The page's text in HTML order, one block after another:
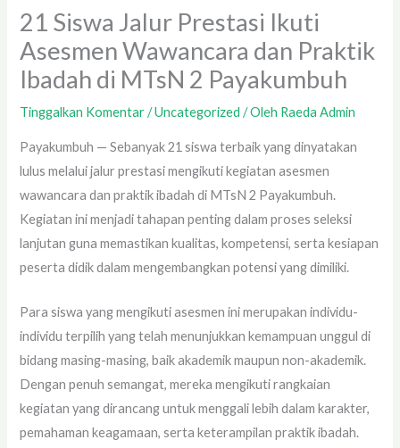
21 Siswa Jalur Prestasi Ikuti
Asesmen Wawancara dan Praktik
Ibadah di MTsN 2 Payakumbuh
Tinggalkan Komentar /Uncategorized / Oleh Raeda Admin
Payakumbuh — Sebanyak 21 siswa terbaik yang dinyatakan
lulus melalui jalur prestasi mengikuti kegiatan asesmen
wawancara dan praktik ibadah di MTsN 2 Payakumbuh.
Kegiatan ini menjadi tahapan penting dalam proses seleksi
lanjutan guna memastikan kualitas, kompetensi, serta kesiapan
peserta didik dalam mengembangkan potensi yang dimiliki.
Para siswa yang mengikuti asesmen ini merupakan individu-
individu terpilih yang telah menunjukkan kemampuan unggul di
bidang masing-masing, baik akademik maupun non-akademik.
Dengan penuh semangat, mereka mengikuti rangkaian
kegiatan yang dirancang untuk menggali lebih dalam karakter,
pemahaman keagamaan, serta keterampilan praktik ibadah.